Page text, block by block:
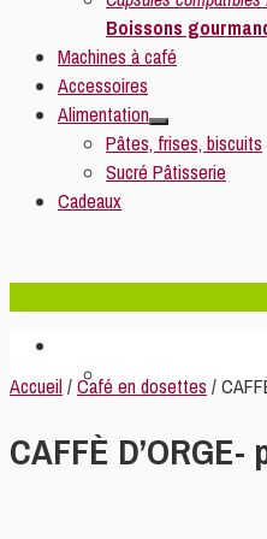
Boissons
Machines à café
Accessoires
Alimentation
Pâtes, frises, biscuits
Sucré Pâtisserie
Cadeaux
Accueil/Café en dosettes /
CAFFÈ